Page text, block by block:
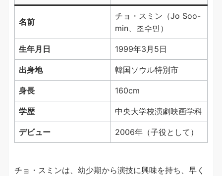
名前
チョ・スミン（Jo Soo-
min、조수민）
生年月日 1999年3月5日
出身地 韓国ソウル特別市
身長 160cm
学歴 中央大学校演劇映画学科
デビュー 2006年（子役として）
チョ・スミンは、幼少期から演技に興味を持ち、早く